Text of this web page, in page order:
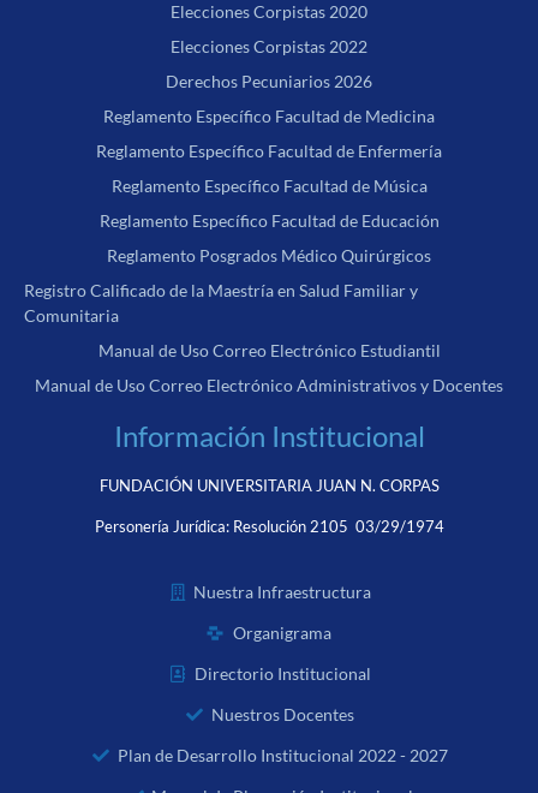
Elecciones Corpistas 2020
Elecciones Corpistas 2022
Derechos Pecuniarios 2026
Reglamento Específico Facultad de Medicina
Reglamento Específico Facultad de Enfermería
Reglamento Específico Facultad de Música
Reglamento Específico Facultad de Educación
Reglamento Posgrados Médico Quirúrgicos
Registro Calificado de la Maestría en Salud Familiar y
Comunitaria
Manual de Uso Correo Electrónico Estudiantil
Manual de Uso Correo Electrónico Administrativos y Docentes
Información Institucional
FUNDACIÓN UNIVERSITARIA JUAN N. CORPAS
Personería Jurídica: Resolución 2105 03/29/1974
Nuestra Infraestructura
Organigrama
Directorio Institucional
Nuestros Docentes
Plan de Desarrollo Institucional 2022 - 2027